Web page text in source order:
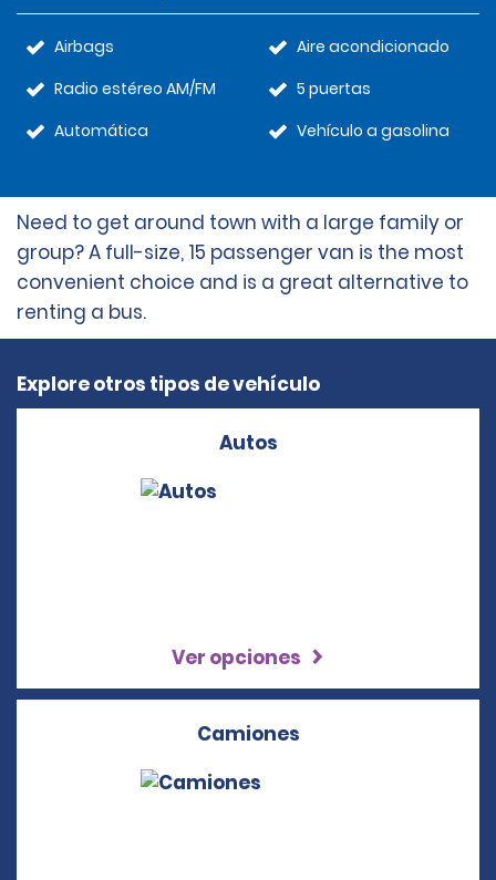
Airbags
Radio estéreo AM/FM
Automática
Aire acondicionado
5 puertas
Vehículo a gasolina
Need to get around town with a large family or
group? A full-size, 15 passenger van is the most
convenient choice and is a great alternative to
renting a bus.
Explore otros tipos de vehículo
Autos
Ver opciones
Camiones